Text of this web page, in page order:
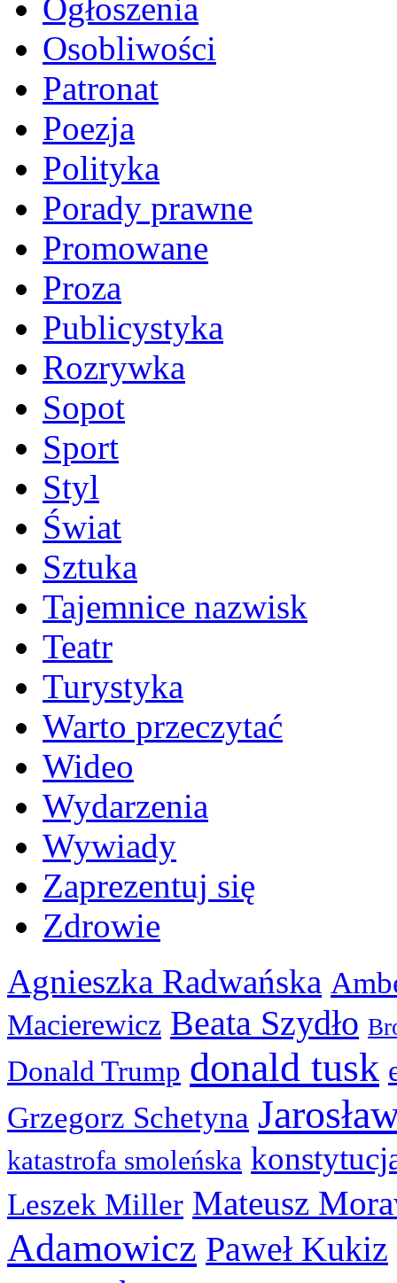
Ogłoszenia
Osobliwości
Patronat
Poezja
Polityka
Porady prawne
Promowane
Proza
Publicystyka
Rozrywka
Sopot
Sport
Styl
Świat
Sztuka
Tajemnice nazwisk
Teatr
Turystyka
Warto przeczytać
Wideo
Wydarzenia
Wywiady
Zaprezentuj się
Zdrowie
Agnieszka Radwańska
Macierewicz Beata Szydło
Donald Trump donald tusk
Grzegorz Schetyna
katastrofa smoleńska
Leszek Miller Mateusz
Adamowicz Paweł Kukiz